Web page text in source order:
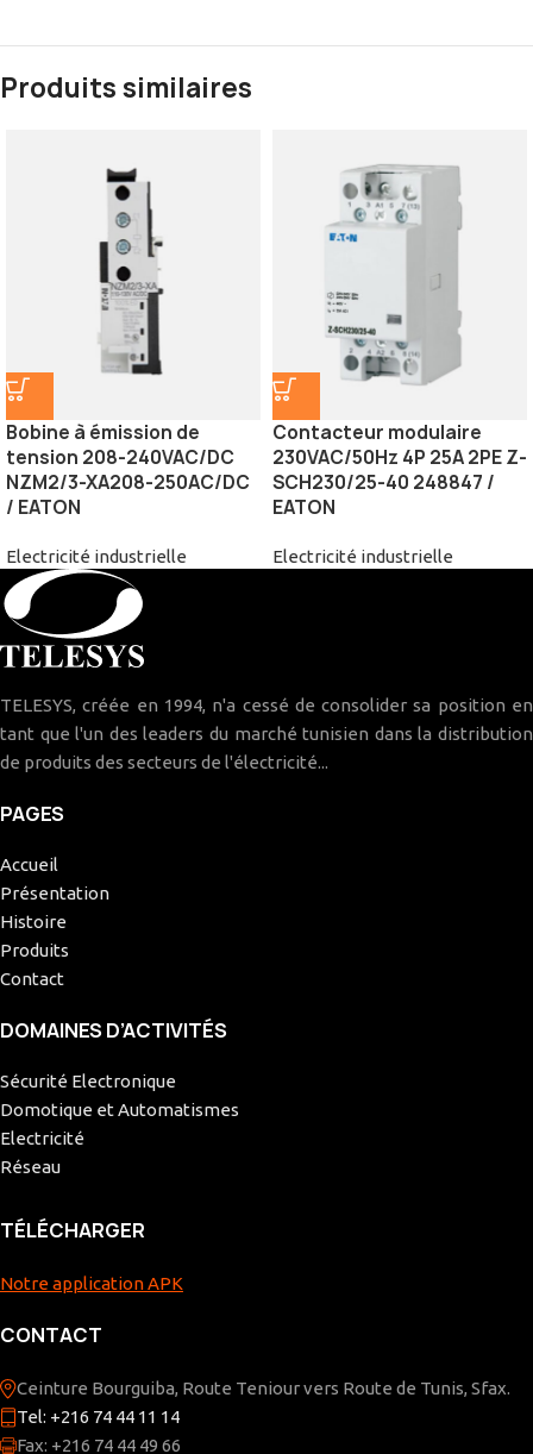
Produits similaires
Bobine à émission de
tension 208-240VAC/DC
NZM2/3-XA208-250AC/DC
/ EATON
Electricité industrielle
Contacteur modulaire
230VAC/50Hz 4P 25A 2PE Z-
SCH230/25-40 248847 /
EATON
Electricité industrielle
TELESYS, créée en 1994, n'a cessé de consolider sa position en
tant que l'un des leaders du marché tunisien dans la distribution
de produits des secteurs de l'électricité...
PAGES
Accueil
Présentation
Histoire
Produits
Contact
DOMAINES D’ACTIVITÉS
Sécurité Electronique
Domotique et Automatismes
Electricité
Réseau
TÉLÉCHARGER
Notre application APK
CONTACT
Ceinture Bourguiba, Route Teniour vers Route de Tunis, Sfax.
Tel: +216 74 44 11 14
Fax: +216 74 44 49 66